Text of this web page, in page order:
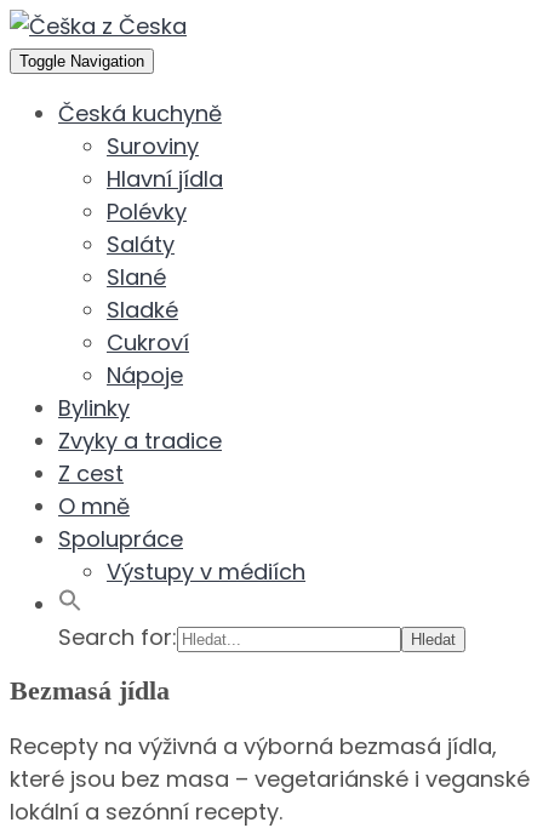
Toggle Navigation
Česká kuchyně
Suroviny
Hlavní jídla
Polévky
Saláty
Slané
Sladké
Cukroví
Nápoje
Bylinky
Zvyky a tradice
Z cest
O mně
Spolupráce
Výstupy v médiích
Search for:
Bezmasá jídla
Recepty na výživná a výborná bezmasá jídla,
které jsou bez masa – vegetariánské i veganské
lokální a sezónní recepty.